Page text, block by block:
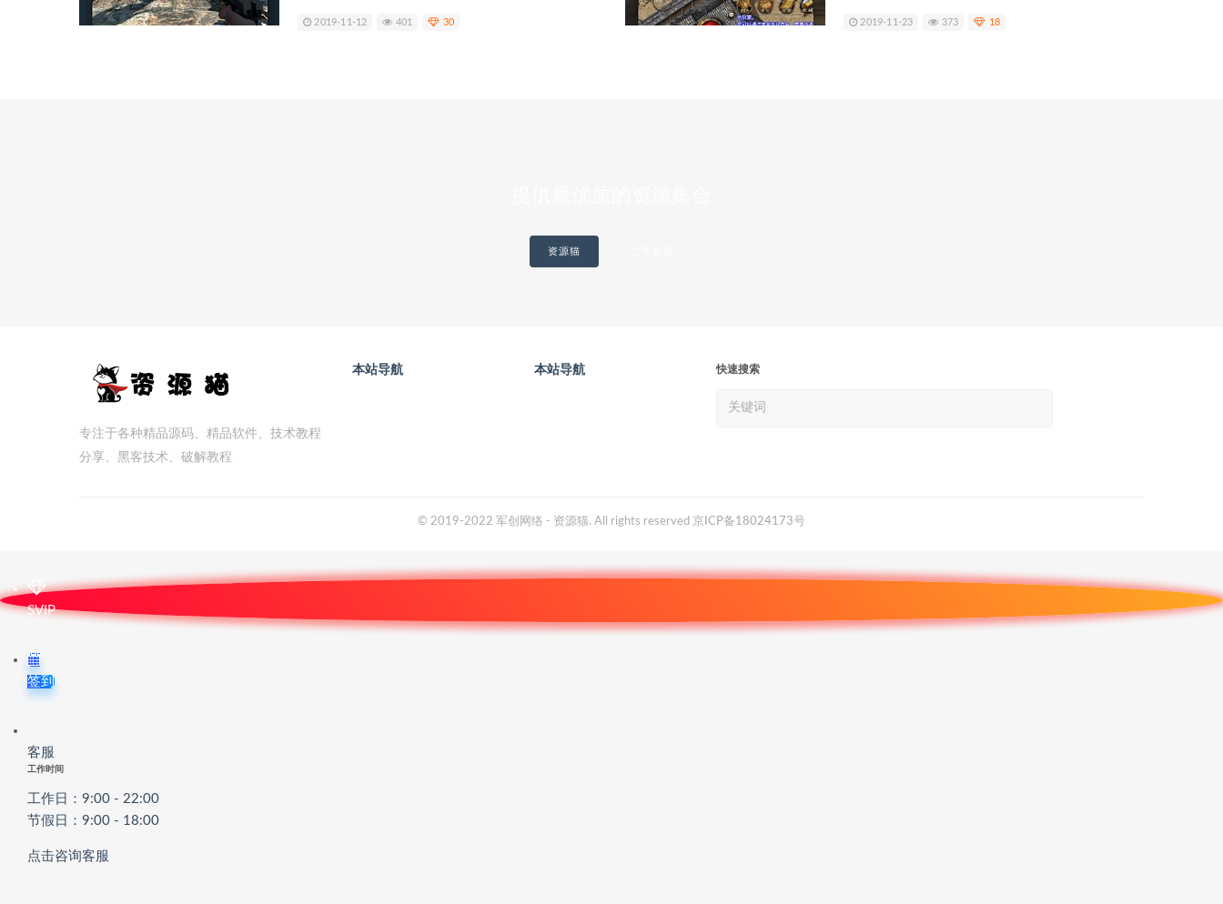
2019-11-12 401 30 2019-11-23 373 18
资源猫
专注于各种精品源码、精品软件、技术教程
分享、黑客技术、破解教程
本站导航 本站导航 快速搜索
© 2019-2022 军创网络 - 资源猫. All rights reserved 京ICP备18024173号
SVIP
签到
客服
工作时间
工作日：9:00 - 22:00
节假日：9:00 - 18:00
点击咨询客服